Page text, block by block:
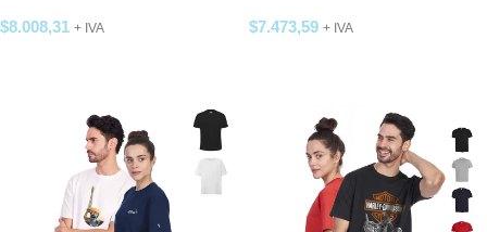
$8.008,31 + IVA $7.473,59 + IVA